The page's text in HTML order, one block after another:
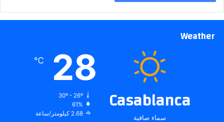
Weather
Casablanca
سماء صافية
28
℃
30º - 26º
61%
2.68 كيلومتر/ساعة